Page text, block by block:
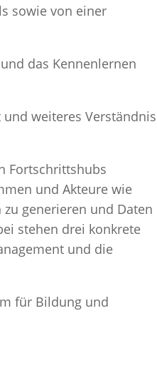
sowie von einer
das Kennenlernen
weiteres Verständnis
Fortschrittshubs
und Akteure wie
generieren und Daten
stehen drei konkrete
und die
für Bildung und